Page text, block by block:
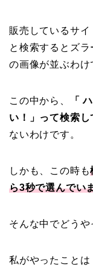
販売しているサイ
と検索するとズ
の画像が並ぶわけ
この中から、
「
い！」って検索
ないわけです。
しかも、この時も
ら3秒で選んでい
そんな中でどうや
私がやったことは